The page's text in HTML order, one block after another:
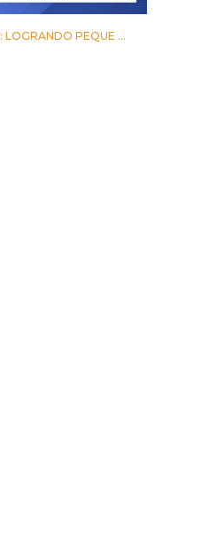
LOGRANDO PEQUE ...